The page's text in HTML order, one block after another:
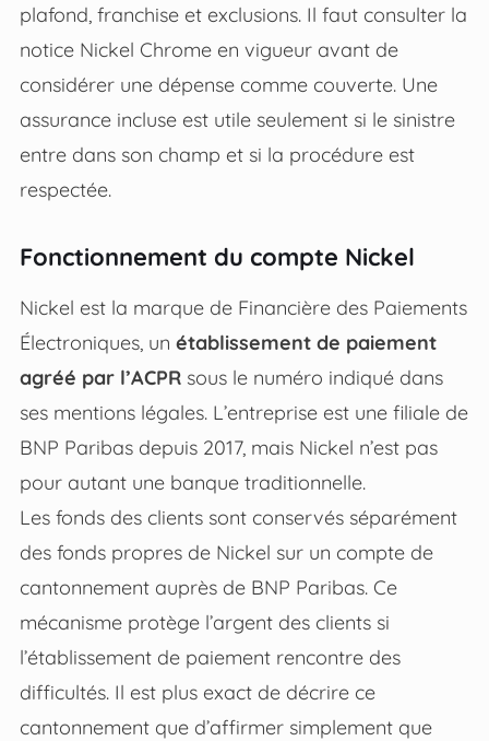
plafond, franchise et exclusions. Il faut consulter la
notice Nickel Chrome en vigueur avant de
considérer une dépense comme couverte. Une
assurance incluse est utile seulement si le sinistre
entre dans son champ et si la procédure est
respectée.
Fonctionnement du compte Nickel
Nickel est la marque de Financière des Paiements
Électroniques, un établissement de paiement
agréé par l’ACPRsous le numéro indiqué dans
ses mentions légales. L’entreprise est une filiale de
BNP Paribas depuis 2017, mais Nickel n’est pas
pour autant une banque traditionnelle.
Les fonds des clients sont conservés séparément
des fonds propres de Nickel sur un compte de
cantonnement auprès de BNP Paribas. Ce
mécanisme protège l’argent des clients si
l’établissement de paiement rencontre des
difficultés. Il est plus exact de décrire ce
cantonnement que d’affirmer simplement que